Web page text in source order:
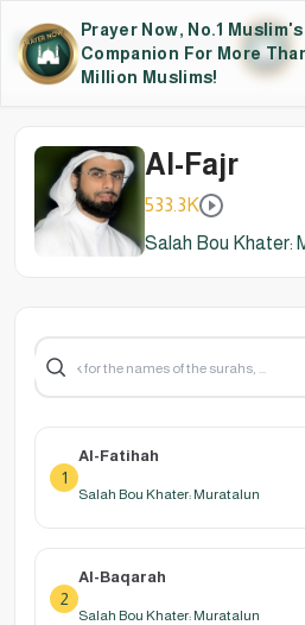
Prayer Now, No.1 Muslim's
Companion For More
Million Muslims!
Al-Fajr
533.3K
Salah Bou Khater:
1
Al-Fatihah
Salah Bou Khater: Muratalun
2
Al-Baqarah
Salah Bou Khater: Muratalun